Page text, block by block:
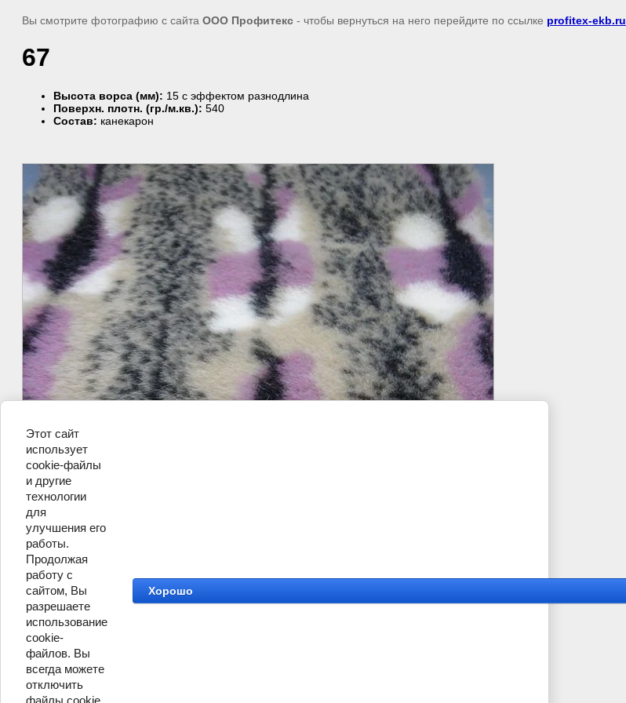
Вы смотрите фотографию с сайта ООО Профитекс - чтобы вернуться на него перейдите по ссылке profitex-ekb.ru
67
Высота ворса (мм): 15 с эффектом разнодлина
Поверхн. плотн. (гр./м.кв.): 540
Состав: канекарон
Этот сайт
использует
cookie-файлы
и другие
технологии
для
улучшения его
работы.
Продолжая
работу с
сайтом, Вы
разрешаете
использование
cookie-
файлов. Вы
всегда можете
отключить
файлы cookie
Хорошо